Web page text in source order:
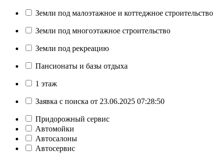
Земли под малоэтажное и коттеджное строительство
Земли под многоэтажное строительство
Земли под рекреацию
Пансионаты и базы отдыха
1 этаж
Заявка с поиска от 23.06.2025 07:28:50
Придорожный сервис
Автомойки
Автосалоны
Автосервис